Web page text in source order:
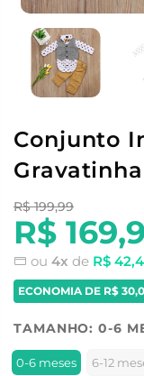
Conjunto
Gravatinha
R$ 199,99
R$
ou 4x de R$
ECONOMIA DE R$
TAMANHO:0-6
0-6 meses 6-12